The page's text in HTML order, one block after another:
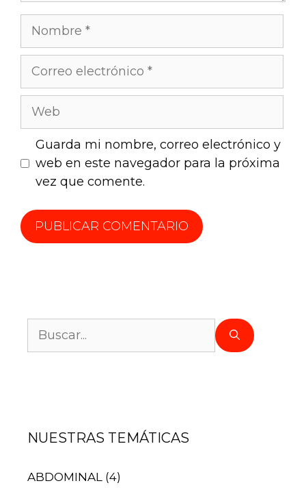
Guarda mi nombre, correo electrónico y
web en este navegador para la próxima
vez que comente.
NUESTRAS TEMÁTICAS
ABDOMINAL (4)